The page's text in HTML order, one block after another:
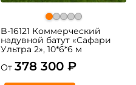
B-16121 Коммерческий
надувной батут «Сафари
Ультра 2», 10*6*6 м
От 378 300 ₽